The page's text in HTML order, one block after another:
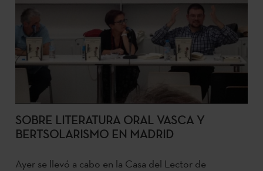
SOBRE LITERATURA ORAL VASCA Y
BERTSOLARISMO EN MADRID
Ayer se llevó a cabo en la Casa del Lector de